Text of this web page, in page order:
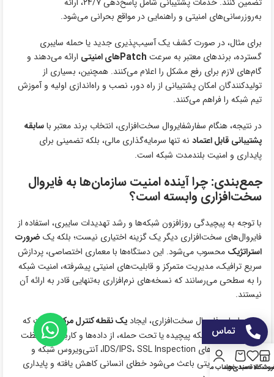
به‌روزرسانی‌های امنیتی و راهنمایی در مواقع بحرانی می‌شود.
برای مثال، در صورت کشف یک آسیب‌پذیری جدید یا حمله سایبری
گسترده، برندهای معتبر به سرعت Patchهای امنیتی
ارائه می‌دهند و
گام‌های لازم برای رفع مشکل را اعلام می‌کنند. همچنین، بسیاری از
تولیدکنندگان امکان پشتیبانی از راه دور، نصب و راه‌اندازی اولیه و آموزش
تیم شبکه را فراهم می‌کنند.
در نتیجه، هنگام سفارشفایروال سخت‌افزاری، انتخاب برند معتبر باسابقه
پشتیبانی قابل اعتماد نه تنها سرمایه‌گذاری مالی، بلکه تضمینی برای
پایداری و امنیت بلندمدت شبکه است.
جمع‌بندی: چرا آینده امنیت سازمان‌ها به فایروال
سخت‌افزاری وابسته است؟
با توجه به پیچیدگی روزافزون شبکه‌ها و رشد تهدیدات سایبری، استفاده از
فایروال‌های سخت‌افزاری دیگر یک گزینه اختیاری نیست؛ بلکه یک ضرورت
استراتژیک محسوب می‌شود. این دستگاه‌ها با معماری اختصاصی، پردازش
سریع ترافیک، مدیریت متمرکز و قابلیت‌های امنیتی پیشرفته، امنیت شبکه
را به سطحی می‌رسانند که نسخه‌های نرم‌افزاری به‌تنهایی قادر به ارائه آن
نیستند.
مزیت اصلی فایروال سخت‌افزاری، ایجادیک نقطه کنترل مرکزیاست که
حتی در شرایط شبکه پیچیده یا تحت حمله، از داده‌ها و کاربران محافظت
می‌کند. قابلیت‌های IDS/IPS، SSL Inspection، آنتی‌ویروس شبکه و
اتوماسیون مدیریتی باعث می‌شود خطای انسانی کاهش یافته و پایداری
علاقه‌مندی‌ها
سبد خریدحساب من
تماس